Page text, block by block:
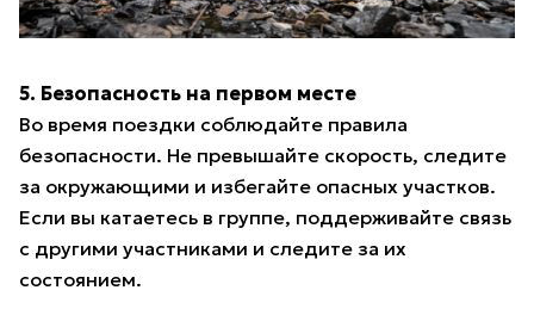
5. Безопасность на первом месте
Во время поездки соблюдайте правила
безопасности. Не превышайте скорость, следите
за окружающими и избегайте опасных участков.
Если вы катаетесь в группе, поддерживайте связь
с другими участниками и следите за их
состоянием.